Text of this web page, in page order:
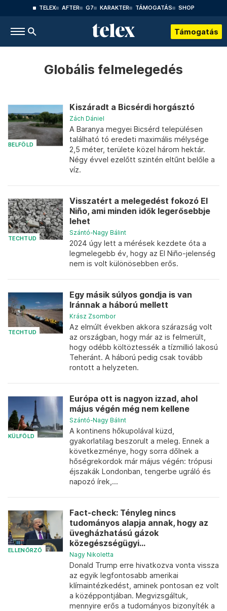
TELEX AFTER G7 KARAKTER TÁMOGATÁS SHOP
Támogatás
Globális felmelegedés
BELFÖLD
Kiszáradt a Bicsérdi horgásztó
Zách Dániel
A Baranya megyei Bicsérd településen
található tó eredeti maximális mélysége
2,5 méter, területe közel három hektár.
Négy évvel ezelőtt szintén eltűnt belőle a
víz.
TECHTUD
Visszatért a melegedést fokozó El
Niño, ami minden idők legerősebbje
lehet
Szántó-Nagy Bálint
2024 úgy lett a mérések kezdete óta a
legmelegebb év, hogy az El Niño-jelenség
nem is volt különösebben erős.
TECHTUD
Egy másik súlyos gondja is van
Iránnak a háború mellett
Krász Zsombor
Az elmúlt években akkora szárazság volt
az országban, hogy már az is felmerült,
hogy odébb költöztessék a tízmillió lakosú
Teheránt. A háború pedig csak tovább
rontott a helyzeten.
KÜLFÖLD
Európa ott is nagyon izzad, ahol
május végén még nem kellene
Szántó-Nagy Bálint
A kontinens hőkupolával küzd,
gyakorlatilag beszorult a meleg. Ennek a
következménye, hogy sorra dőlnek a
hőségrekordok már május végén: trópusi
éjszakák Londonban, tengerbe ugráló és
napozó írek,...
ELLENŐRZŐ
Fact-check: Tényleg nincs
tudományos alapja annak, hogy az
üvegházhatású gázok
közegészségügyi...
Nagy Nikoletta
Donald Trump erre hivatkozva vonta vissza
az egyik legfontosabb amerikai
klímaintézkedést, aminek pontosan ez volt
a középpontjában. Megvizsgáltuk,
mennyire erős a tudományos bizonyíték a